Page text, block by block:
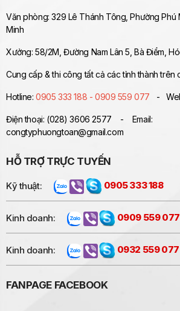
Văn phòng: 329 Lê Thánh Tông, Phường Phú
Minh
Xưởng: 58/2M, Đường Nam Lân 5, Bà Điểm,
Cung cấp & thi công tất cả các tỉnh thành trên
Hotline:0905 333 188 - 0909 559 077 -
Điện thoại: (028) 3606 2577 - Email:
congtyphuongtoan@gmail.com
HỖ TRỢ TRỰC TUYẾN
Kỹ thuật: 0905 333 188
Kinh doanh: 0909 559 077
Kinh doanh: 0932 559 077
FANPAGE FACEBOOK